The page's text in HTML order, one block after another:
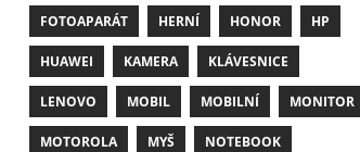
FOTOAPARÁT HERNÍ HONOR HP
HUAWEI KAMERA KLÁVESNICE
LENOVO MOBIL MOBILNÍ MONITOR
MOTOROLA MYŠ NOTEBOOK